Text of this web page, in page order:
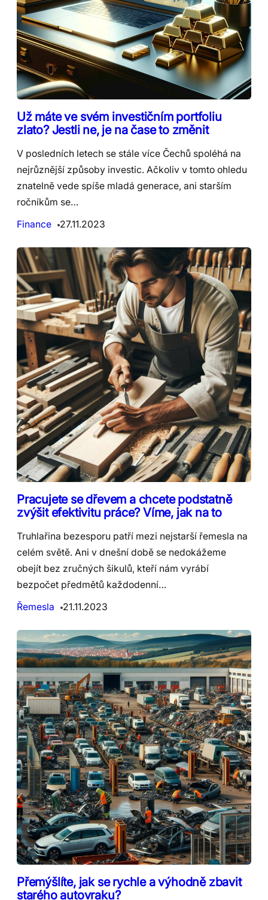
Už máte ve svém investičním portfoliu
zlato? Jestli ne, je na čase to změnit
V posledních letech se stále více Čechů spoléhá na
nejrůznější způsoby investic. Ačkoliv v tomto ohledu
znatelně vede spíše mladá generace, ani starším
ročníkům se…
Finance
27.11.2023
Pracujete se dřevem a chcete podstatně
zvýšit efektivitu práce? Víme, jak na to
Truhlařina bezesporu patří mezi nejstarší řemesla na
celém světě. Ani v dnešní době se nedokážeme
obejít bez zručných šikulů, kteří nám vyrábí
bezpočet předmětů každodenní…
Řemesla
21.11.2023
Přemýšlíte, jak se rychle a výhodně zbavit
starého autovraku?